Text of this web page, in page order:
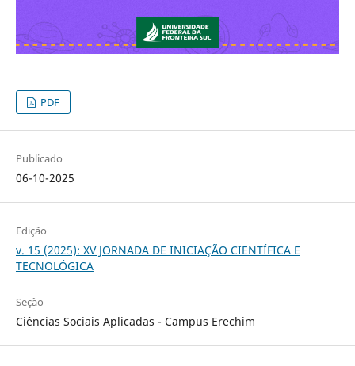
PDF
Publicado
06-10-2025
Edição
v. 15 (2025): XV JORNADA DE INICIAÇÃO CIENTÍFICA E
TECNOLÓGICA
Seção
Ciências Sociais Aplicadas - Campus Erechim